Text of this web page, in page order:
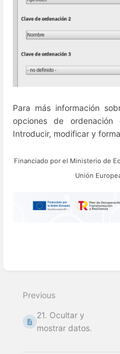
Para más información
opciones de
Introducir, modificar y
Financiado por el Ministerio de
Unión
mode
Previous
21. Ocultar y
mostrar datos.